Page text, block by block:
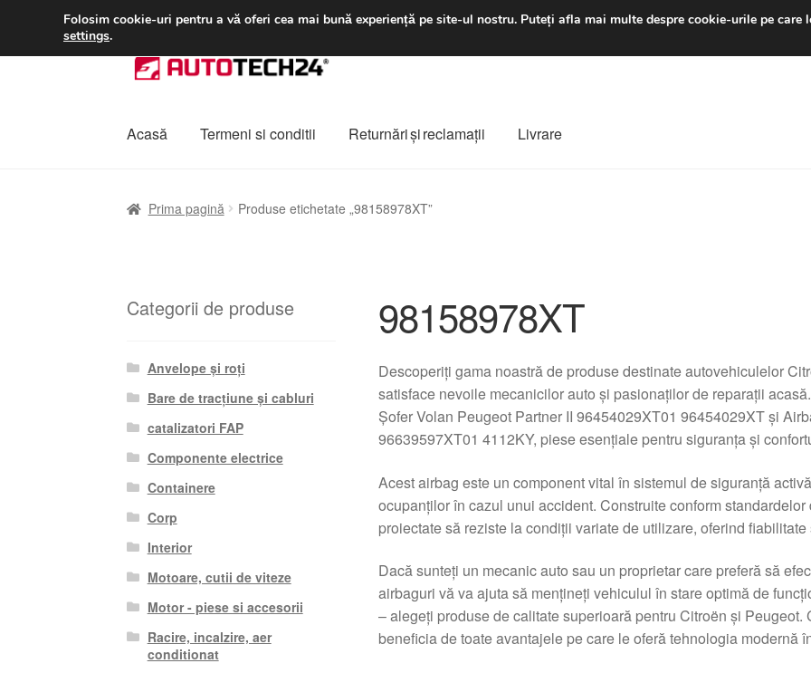
LIVRARE de la 33 lei luni-vineri 9 a.m. - 4
Sari
la
Sari
la
Acasă
Termeni si conditii Returnări şi reclamații Livrare
Prima pagină Produse etichetate „98158978XT”
98158978XT
Descoperiți gama noastră de produse destinate autovehiculelor
satisface nevoile mecanicilor auto și pasionaților de reparații
Șofer Volan Peugeot Partner II 96454029XT01 96454029XT și
96639597XT01 4112KY, piese esențiale pentru siguranța și
Acest airbag este un component vital în sistemul de siguranță
ocupanților în cazul unui accident. Construite conform
proiectate să reziste la condiții variate de utilizare, oferind fiabilitate
Dacă sunteți un mecanic auto sau un proprietar care preferă să
airbaguri vă va ajuta să mențineți vehiculul în stare optimă de
– alegeți produse de calitate superioară pentru Citroën și
beneficia de toate avantajele pe care le oferă tehnologia modernă
Categorii de produse
Anvelope și roți
Bare de tracțiune și cabluri
catalizatori FAP
Componente electrice
Containere
Corp
Interior
Motoare, cutii de viteze
Motor - piese si accesorii
Racire, incalzire, aer
conditionat
Folosim cookie-uri pentru a vă oferi cea mai bună experiență pe site-ul nostru. Puteți afla mai multe despre cookie-urile pe
settings.